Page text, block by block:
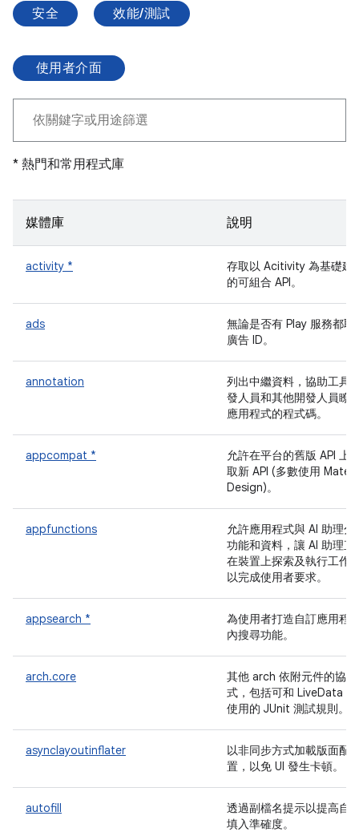
安全 效能/測試
使用者介面
* 熱門和常用程式庫
媒體庫 說明
activity *
存取以 Acitivity 為基礎建
的可組合 API。
ads
無論是否有 Play 服務都取
廣告 ID。
annotation
列出中繼資料，協助工具
發人員和其他開發人員瞭
應用程式的程式碼。
appcompat *
允許在平台的舊版 API 上
取新 API (多數使用
Design)。
appfunctions
允許應用程式與 AI 助理分
功能和資料，讓 AI 助理直
在裝置上探索及執行工作
以完成使用者要求。
appsearch *
為使用者打造自訂應用程
內搜尋功能。
arch.core
其他 arch 依附元件的協
式，包括可和 LiveData
使用的 JUnit 測試規則。
asynclayoutinflater
以非同步方式加載版面配
置，以免 UI 發生卡頓。
autofill
透過副檔名提示以提高自
填入準確度。